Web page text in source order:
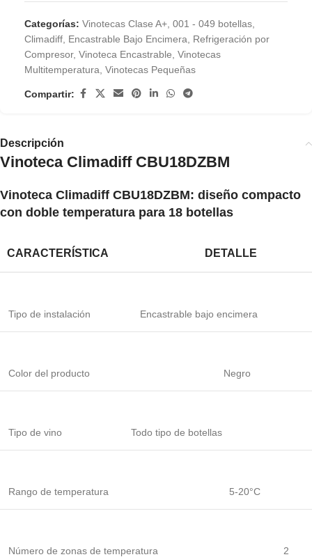
Categorías: Vinotecas Clase A+ 001 - 049 botellas
Climadiff Encastrable Bajo Encimera
Refrigeración por
Compresor, Vinoteca Encastrable Vinotecas
Multitemperatura Vinotecas Pequeñas
Compartir:
Descripción
Vinoteca Climadiff CBU18DZBM
Vinoteca Climadiff CBU18DZBM: diseño compacto
con doble temperatura para 18 botellas
CARACTERÍSTICA DETALLE
Tipo de instalación Encastrable bajo encimera
Color del producto Negro
Tipo de vino Todo tipo de botellas
Rango de temperatura 5-20°C
Número de zonas de temperatura 2